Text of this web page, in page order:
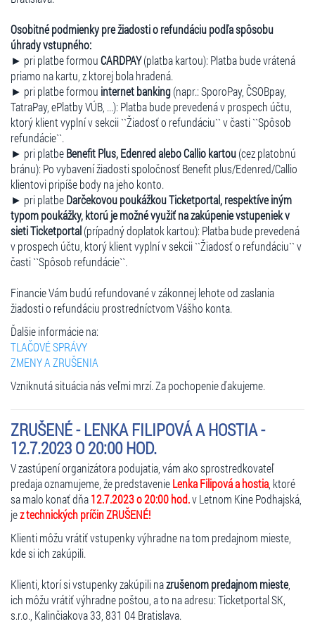
Osobitné podmienky pre žiadosti o refundáciu podľa spôsobu
úhrady vstupného:
► pri platbe formouCARDPAY(platba kartou): Platba bude vrátená
priamo na kartu, z ktorej bola hradená.
► pri platbe formou internet banking(napr.: SporoPay, ČSOBpay,
TatraPay, ePlatby VÚB, ...): Platba bude prevedená v prospech účtu,
ktorý klient vyplní v sekcii ``Žiadosť o refundáciu`` v časti ``Spôsob
refundácie``.
► pri platbeBenefit Plus, Edenred alebo Callio kartou(cez platobnú
bránu): Po vybavení žiadosti spoločnosť Benefit plus/Edenred/Callio
klientovi pripíše body na jeho konto.
► pri platbeDarčekovou poukážkou Ticketportal, respektíve iným
typom poukážky, ktorú je možné využiť na zakúpenie vstupeniek v
sieti Ticketportal(prípadný doplatok kartou): Platba bude prevedená
v prospech účtu, ktorý klient vyplní v sekcii ``Žiadosť o refundáciu`` v
časti ``Spôsob refundácie``.
Financie Vám budú refundované v zákonnej lehote od zaslania
žiadosti o refundáciu prostredníctvom Vášho konta.
Ďalšie informácie na:
TLAČOVÉ SPRÁVY
ZMENY A ZRUŠENIA
Vzniknutá situácia nás veľmi mrzí. Za pochopenie ďakujeme.
ZRUŠENÉ - LENKA FILIPOVÁ A HOSTIA -
12.7.2023 O 20:00 HOD.
V zastúpení organizátora podujatia, vám ako sprostredkovateľ
predaja oznamujeme, že predstavenieLenka Filipová a hostia , ktoré
sa malo konať dňa12.7.2023 o 20:00 hod.v Letnom Kine Podhajská,
jez technických príčin ZRUŠENÉ!
Klienti môžu vrátiť vstupenky výhradne na tom predajnom mieste,
kde si ich zakúpili.
Klienti, ktorí si vstupenky zakúpili nazrušenom predajnom mieste,
ich môžu vrátiť výhradne poštou, a to na adresu: Ticketportal SK,
s.r.o., Kalinčiakova 33, 831 04 Bratislava.